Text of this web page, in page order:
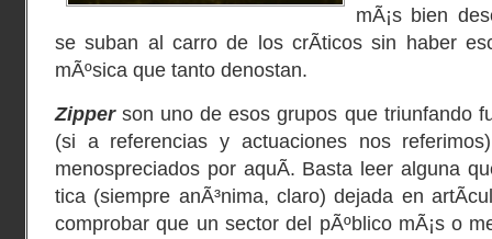
mÃ¡s bien
se suban al carro de los crÃ­ticos sin haber
mÃºsica que tanto denostan.
Zipperson uno de esos grupos que triunfando
(si a referencias y actuaciones nos
menospreciados por aquÃ­. Basta leer alguna
tica (siempre anÃ³nima, claro) dejada en
comprobar que un sector del pÃºblico mÃ¡s o